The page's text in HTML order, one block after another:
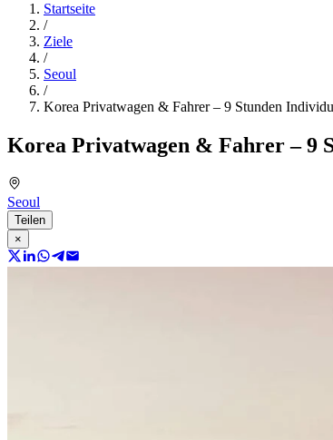
Startseite
/
Ziele
/
Seoul
/
Korea Privatwagen & Fahrer – 9 Stunden
Korea Privatwagen & Fahrer – 9
Seoul
Teilen
×